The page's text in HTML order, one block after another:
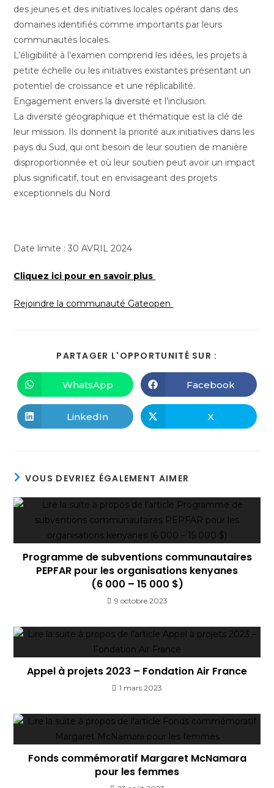
des jeunes et des initiatives locales opérant dans des
domaines identifiés comme importants par leurs
communautés locales.
L’éligibilité à l’examen comprend les idées, les projets à
petite échelle ou les initiatives existantes présentant un
potentiel de croissance et une réplicabilité.
Engagement envers la diversité et l’inclusion.
La diversité géographique et thématique est la clé de
leur mission. Ils donnent la priorité aux initiatives dans les
pays du Sud, qui ont besoin de leur soutien de manière
disproportionnée et où leur soutien peut avoir un impact
plus significatif, tout en envisageant des projets
exceptionnels du Nord
Date limite : 30 AVRIL 2024
Cliquez ici pour en savoir plus
Rejoindre la communauté Gateopen
PARTAGER L'OPPORTUNITÉ SUR :
WhatsApp Facebook
LinkedIn X
VOUS DEVRIEZ ÉGALEMENT AIMER
Programme de subventions communautaires
PEPFAR pour les organisations kenyanes
(6 000 – 15 000 $)
9 octobre 2023
Appel à projets 2023 – Fondation Air France
1 mars 2023
Fonds commémoratif Margaret McNamara
pour les femmes